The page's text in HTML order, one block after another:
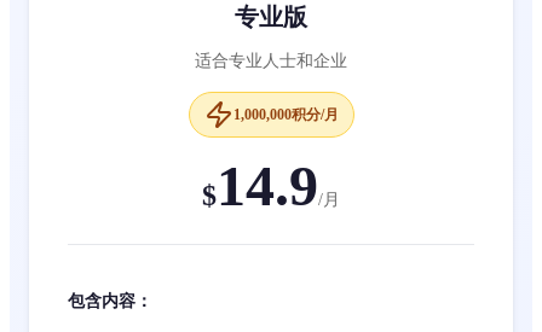
专业版
适合专业人士和企业
1,000,000积分/月
$14.9/月
包含内容：